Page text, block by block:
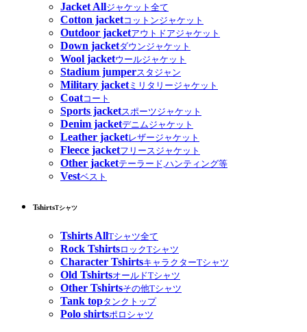
Jacket Allジャケット全て
Cotton jacketコットンジャケット
Outdoor jacketアウトドアジャケット
Down jacketダウンジャケット
Wool jacketウールジャケット
Stadium jumperスタジャン
Military jacketミリタリージャケット
Coatコート
Sports jacketスポーツジャケット
Denim jacketデニムジャケット
Leather jacketレザージャケット
Fleece jacketフリースジャケット
Other jacketテーラード,ハンティング等
Vestベスト
TshirtsTシャツ
Tshirts AllTシャツ全て
Rock TshirtsロックTシャツ
Character TshirtsキャラクターTシャツ
Old TshirtsオールドTシャツ
Other Tshirtsその他Tシャツ
Tank topタンクトップ
Polo shirtsポロシャツ